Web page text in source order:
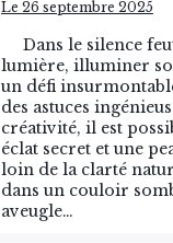
Le 26 septembre 2025
Dans le silence
lumière, illuminer
un défi
des astuces
créativité, il est
éclat secret et une
loin de la clarté
dans un couloir
aveugle…